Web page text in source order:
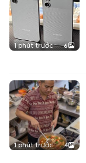
1 phút trước 6
1 phút trước 4